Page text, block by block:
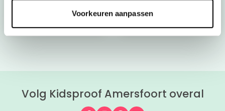
Voorkeuren aanpassen
Volg Kidsproof Amersfoort overal